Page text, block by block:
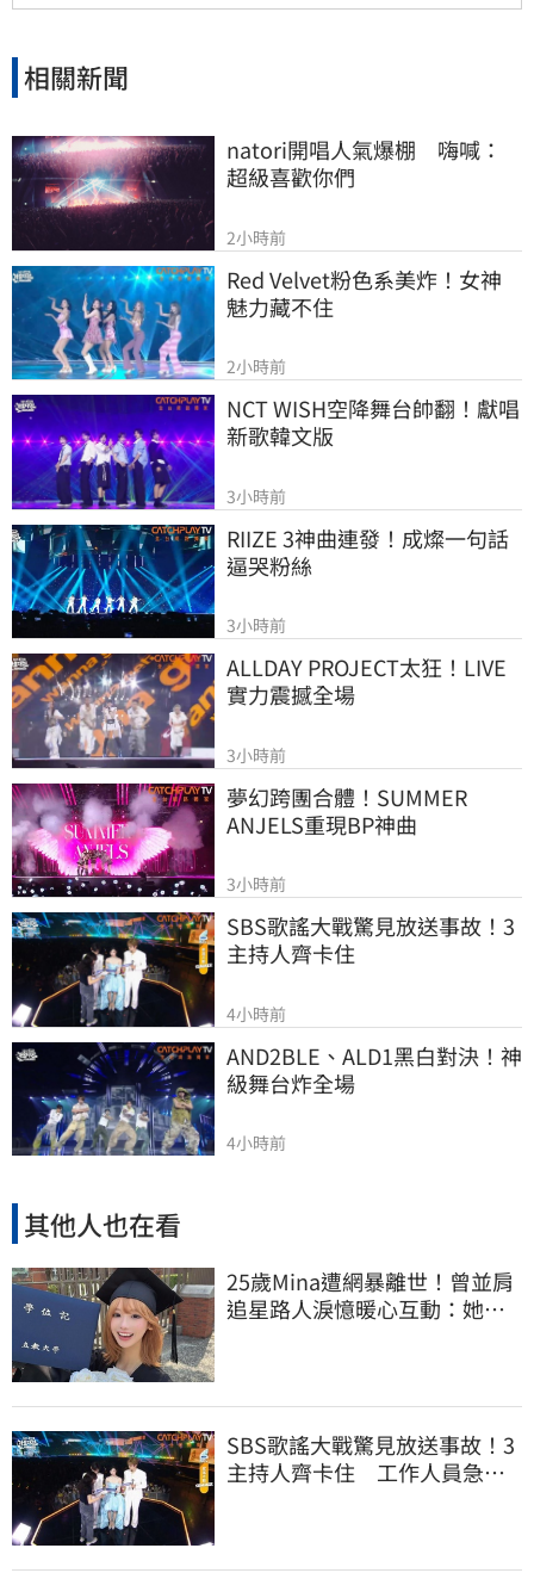
機，後續司法進度備受各界高度關注。
相關新聞
natori開唱人氣爆棚　嗨喊：
超級喜歡你們
2小時前
Red Velvet粉色系美炸！女神
魅力藏不住
2小時前
NCT WISH空降舞台帥翻！獻唱
新歌韓文版
3小時前
RIIZE 3神曲連發！成燦一句話
逼哭粉絲
3小時前
ALLDAY PROJECT太狂！LIVE
實力震撼全場
3小時前
夢幻跨團合體！SUMMER
ANJELS重現BP神曲
3小時前
SBS歌謠大戰驚見放送事故！3
主持人齊卡住
4小時前
AND2BLE、ALD1黑白對決！神
級舞台炸全場
4小時前
其他人也在看
25歲Mina遭網暴離世！曾並肩
追星路人淚憶暖心互動：她真
SBS歌謠大戰驚見放送事故！3
主持人齊卡住 工作人員急